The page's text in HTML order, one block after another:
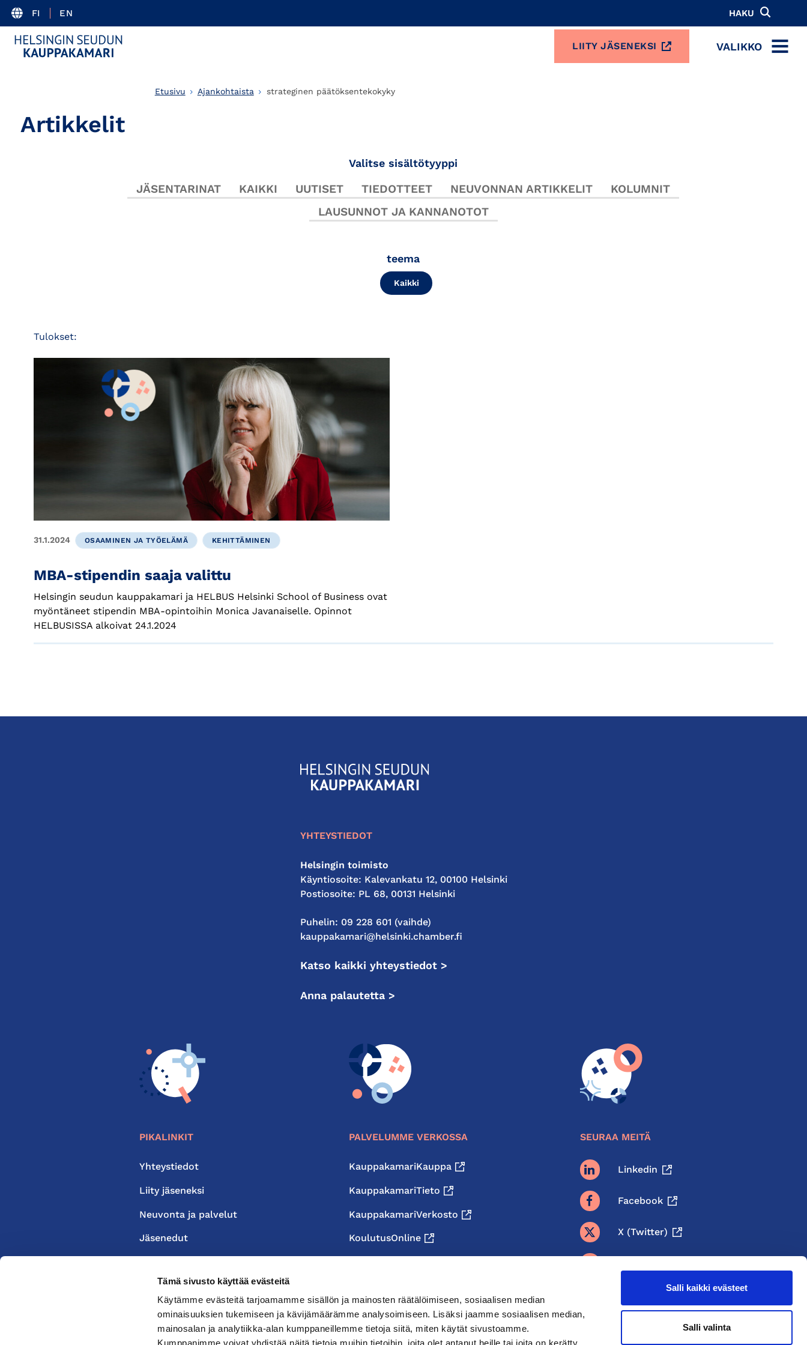
Tämä sivusto käyttää evästeitä
Käytämme evästeitä tarjoamamme sisällön ja mainosten räätälöimiseen, sosiaalisen median
ominaisuuksien tukemiseen ja kävijämäärämme analysoimiseen. Lisäksi jaamme sosiaalisen median,
mainosalan ja analytiikka-alan kumppaneillemme tietoja siitä, miten käytät sivustoamme.
Salli kaikki evästeet
Salli valinta
FI EN HAKU
LIITY JÄSENEKSI VALIKKO
MENU
Etusivu Ajankohtaista strateginen päätöksentekokyky
Artikkelit
Valitse sisältötyyppi
JÄSENTARINAT KAIKKI UUTISET TIEDOTTEET NEUVONNAN ARTIKKELIT
KOLUMNIT
LAUSUNNOT JA KANNANOTOT
teema
Kaikki
Tulokset:
31.1.2024 OSAAMINEN JA TYÖELÄMÄ KEHITTÄMINEN
MBA-stipendin saaja valittu
Helsingin seudun kauppakamari ja HELBUS Helsinki School of Business ovat
myöntäneet stipendin MBA-opintoihin Monica Javanaiselle. Opinnot
HELBUSISSA alkoivat 24.1.2024
KauppakamariHelsingin
seudun
YHTEYSTIEDOT
Helsingin toimisto
Käyntiosoite: Kalevankatu 12, 00100 Helsinki
Postiosoite: PL 68, 00131 Helsinki
Puhelin: 09 228 601 (vaihde)
kauppakamari@helsinki.chamber.fi
Katso kaikki yhteystiedot >
Anna palautetta >
PIKALINKIT
Yhteystiedot
Liity jäseneksi
Neuvonta ja palvelut
Jäsenedut
PALVELUMME VERKOSSA
KauppakamariKauppa
KauppakamariTieto
KauppakamariVerkosto
KoulutusOnline
SEURAA MEITÄ
Linkedin
Facebook
X (twitter)